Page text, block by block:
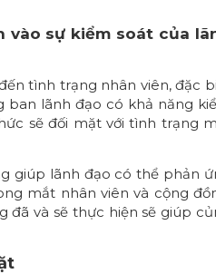
vào sự kiểm soát của
tình trạng nhân viên, đặc
ban lãnh đạo có khả năng
sẽ đối mặt với tình trạng
giúp lãnh đạo có thể phản
mắt nhân viên và cộng
và sẽ thực hiện sẽ giúp